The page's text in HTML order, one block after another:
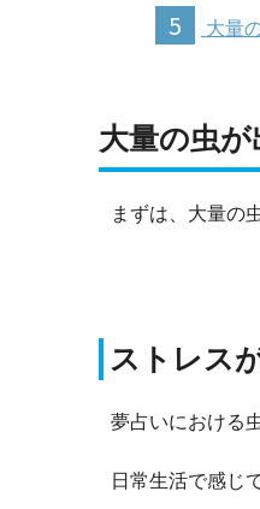
5 大量
大量の虫
まずは、大量の
ストレス
夢占いにおける
日常生活で感じ